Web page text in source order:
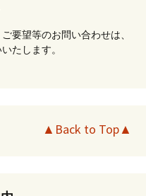
要望等のお問い合わせは、
たします。
▲Back to Top▲